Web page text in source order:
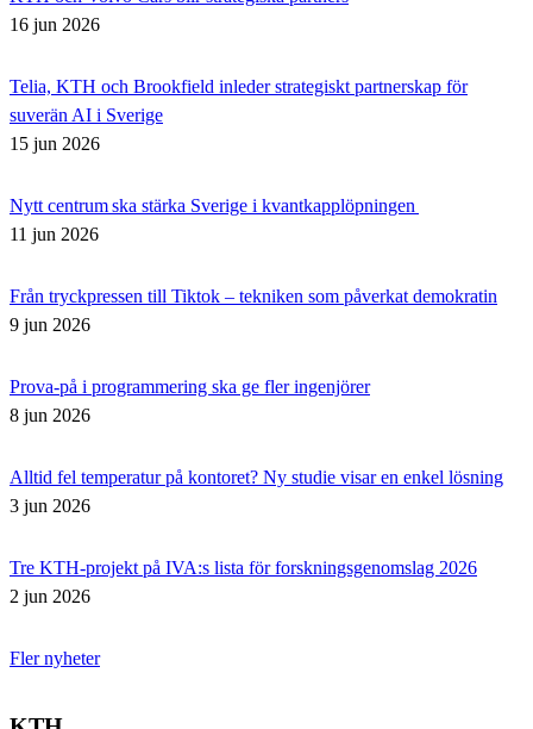
16 jun 2026
Telia, KTH och Brookfield inleder strategiskt partnerskap för
suverän AI i Sverige
15 jun 2026
Nytt centrum ska stärka Sverige i kvantkapplöpningen
11 jun 2026
Från tryckpressen till Tiktok – tekniken som påverkat demokratin
9 jun 2026
Prova-på i programmering ska ge fler ingenjörer
8 jun 2026
Alltid fel temperatur på kontoret? Ny studie visar en enkel lösning
3 jun 2026
Tre KTH-projekt på IVA:s lista för forskningsgenomslag 2026
2 jun 2026
Fler nyheter